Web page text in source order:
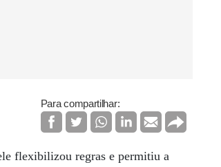
Para compartilhar:
flexibilizou regras e permitiu a